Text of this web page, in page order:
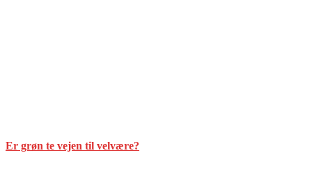
Er grøn te vejen til velvære?